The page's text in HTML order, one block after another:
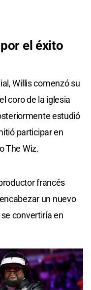
el éxito
Willis comenzó su
coro de la iglesia
estudió
participar en
The Wiz.
francés
un nuevo
convertiría en